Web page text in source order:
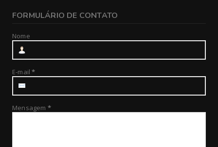
FORMULÁRIO DE CONTATO
Nome
E-mail*
Mensagem *